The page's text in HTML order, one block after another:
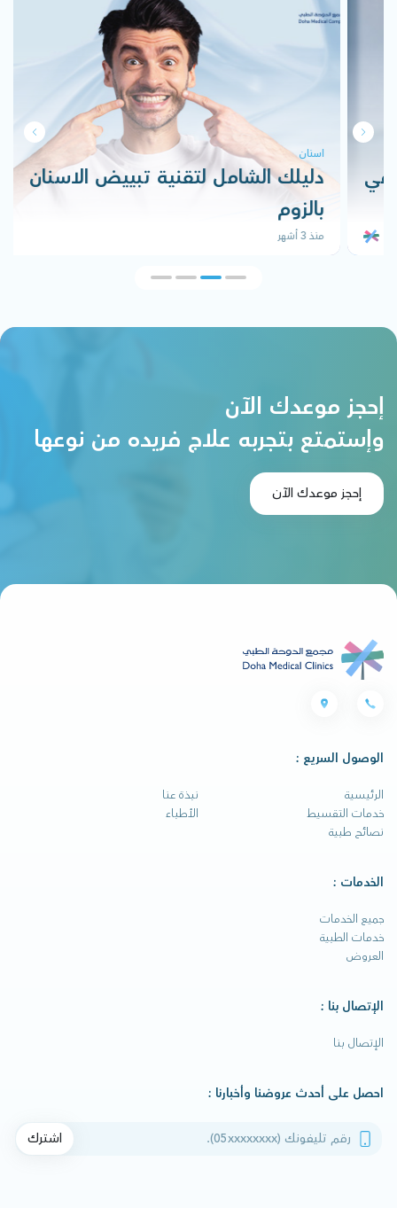
دليلك الشامل لتقنية تبييض الاسنان
بالزوم
منذ 3 أشهر
إحجز موعدك الآن
وإستمتع بتجربه علاج فريده من نوعها
إحجز موعدك الآن
الوصول السريع :
الرئيسية
نبذة عنا
خدمات التقسيط
الأطباء
نصائح طبية
الخدمات :
جميع الخدمات
خدمات الطبية
العروض
الإتصال بنا :
الإتصال بنا
احصل على أحدث عروضنا وأخبارنا :
رقم تليفونك
اشترك